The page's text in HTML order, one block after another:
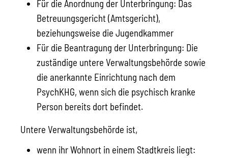
Für die Anordnung der Unterbringung: Das
Betreuungsgericht (Amtsgericht),
beziehungsweise die Jugendkammer
Für die Beantragung der Unterbringung: Die
zuständige untere Verwaltungsbehörde sowie
die anerkannte Einrichtung nach dem
PsychKHG, wenn sich die psychisch kranke
Person bereits dort befindet.
Untere Verwaltungsbehörde ist,
wenn ihr Wohnort in einem Stadtkreis liegt: